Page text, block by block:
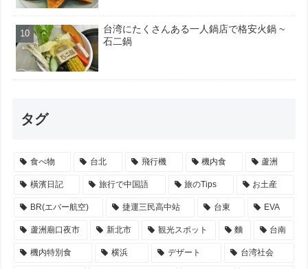
台湾にたくさんある一人鍋店で格安火鍋 ~
石二鍋
タグ
食べ物 台北 飛行機 機内食 蘆洲
橫濱日記 旅行で中国語 旅のTips お土産
BR(エバー航空) 捷運三民高中站 台東 EVA
蘆洲廟口夜市 新北市 観光スポット 麵 台南
機内特別食 横浜 デザート 台湾社会